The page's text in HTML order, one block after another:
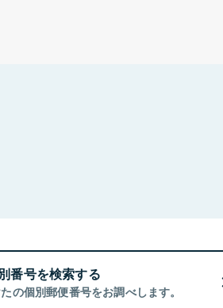
番号を検索する
の個別郵便番号をお調べします。